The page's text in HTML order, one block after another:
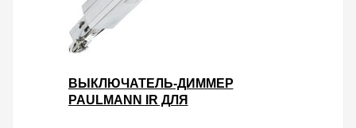
ВЫКЛЮЧАТЕЛЬ-ДИММЕР
PAULMANN IR ДЛЯ